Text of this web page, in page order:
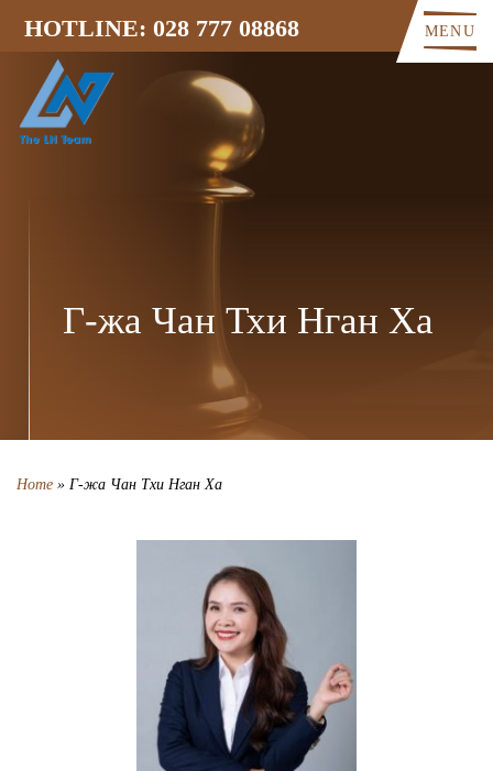
HOTLINE: 028 777 08868 MENU
Г-жа Чан Тхи Нган Ха
Home » Г-жа Чан Тхи Нган Ха